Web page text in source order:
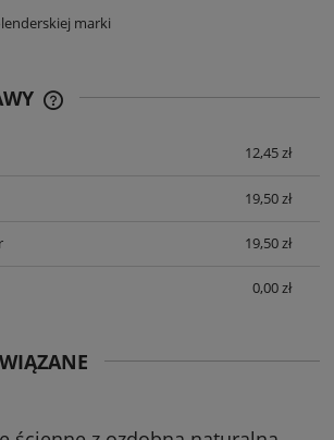
marki
12,45 zł
19,50 zł
19,50 zł
0,00 zł